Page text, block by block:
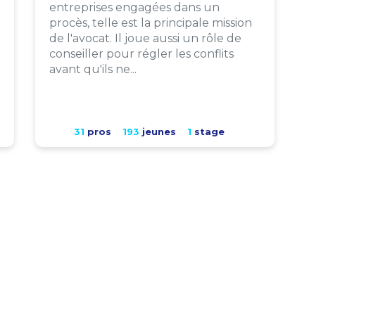
entreprises engagées dans un
procès, telle est la principale mission
de l'avocat. Il joue aussi un rôle de
conseiller pour régler les conflits
avant qu'ils ne...
31 pros 193 jeunes 1 stage